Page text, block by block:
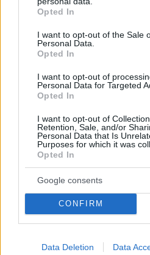
grant or deny consent to Google
use your data for below specified
consent section.
Opted In
I want to opt-out of the Sale
Personal Data.
Opted In
I want to opt-out of
Personal Data for Targeted
Opted In
I want to opt-out of
Retention, Sale, and/or
Personal Data that Is
Purposes for which it was
Opted In
Google consents
CONFIRM
Data Deletion Data
Thema Insights
Protothema.gr